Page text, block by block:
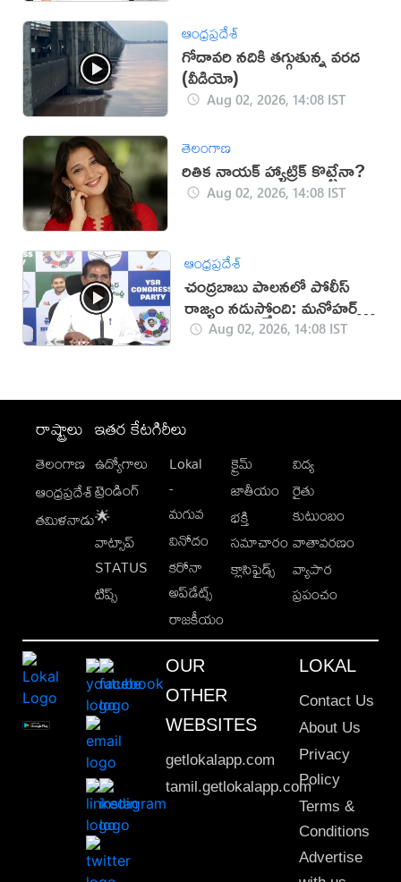
ఆంధ్రప్రదేశ్
గోదావరి నదికి తగ్గుతున్న వరద
(వీడియో)
Aug 02, 2026, 14:08 IST
తెలంగాణ
రితిక నాయక్ హ్యాట్రిక్ కొట్టేనా?
Aug 02, 2026, 14:08 IST
ఆంధ్రప్రదేశ్
చంద్రబాబు పాలనలో పోలీస్
రాజ్యం నడుస్తోంది: మనోహర్
రెడ్డి Aug 02, 2026, 14:08 IST
రాష్ట్రాలు
తెలంగాణ
ఆంధ్రప్రదేశ్
తమిళనాడు
ఇతర కేటగిరీలు
ఉద్యోగాలు
ట్రెండింగ్
🌟
వాట్సాప్
STATUS
టిప్స్
Lokal
-
మగువ
వినోదం
కరోనా
అప్‌డేట్స్
రాజకీయం
క్రైమ్
జాతీయం
భక్తి
సమాచారం
క్లాసిఫైడ్స్
విద్య
రైతు
కుటుంబం
వాతావరణం
వ్యాపార
ప్రపంచం
OUR
OTHER
WEBSITES
getlokalapp.com
tamil.getlokalapp.com
LOKAL
Contact Us
About Us
Privacy
Policy
Terms &
Conditions
Advertise